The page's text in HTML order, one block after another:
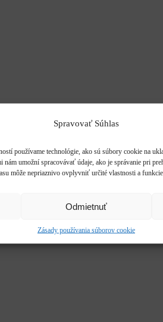
Spravovať Súhlas
používame technológie, ako sú súbory cookie na
nám umožní spracovávať údaje, ako je správanie pri
môže nepriaznivo ovplyvniť určité vlastnosti a funkcie.
Odmietnuť
Zásady používania súborov cookie